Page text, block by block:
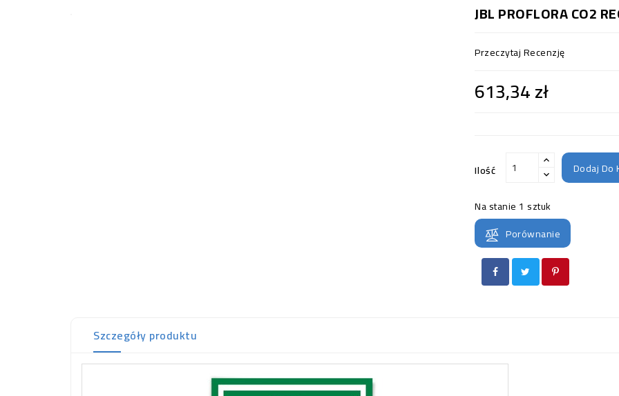
JBL PROFLORA CO2
Przeczytaj Recenzję
613,34 zł
Ilość Dodaj Do
Na stanie 1 sztuk
Porównanie
Szczegóły produktu